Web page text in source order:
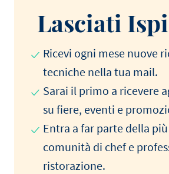
Lasciati
Ricevi ogni mese nuove
tecniche nella tua mail.
Sarai il primo a ricevere
su fiere, eventi e
Entra a far parte della
comunità di chef e
ristorazione.